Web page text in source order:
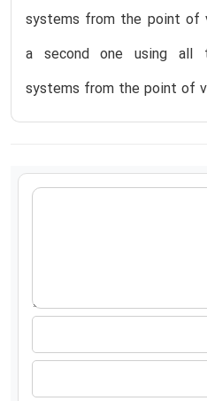
systems from the point of
a second one using all
systems from the point of